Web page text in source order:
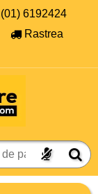
(01) 6192424
Rastrea